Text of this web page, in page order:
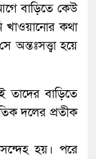
বাড়িতে কেউ
খাওয়ানোর কথা
অন্তঃসত্ত্বা হয়ে
তাদের বাড়িতে
দলের প্রতীক
হয়। পরে